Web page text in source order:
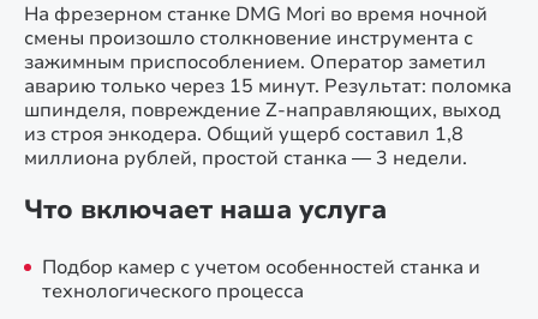
На фрезерном станке DMG Mori во время ночной
смены произошло столкновение инструмента с
зажимным приспособлением. Оператор заметил
аварию только через 15 минут. Результат: поломка
шпинделя, повреждение Z-направляющих, выход
из строя энкодера. Общий ущерб составил 1,8
миллиона рублей, простой станка — 3 недели.
Что включает наша услуга
Подбор камер с учетом особенностей станка и
технологического процесса